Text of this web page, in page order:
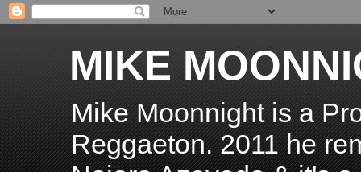
MIKE
Mike Moonnight is a
Reggaeton. 2011 he